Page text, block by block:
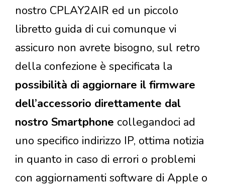
nostro CPLAY2AIR ed un piccolo
libretto guida di cui comunque vi
assicuro non avrete bisogno, sul retro
della confezione è specificata la
possibilità di aggiornare il firmware
dell’accessorio direttamente dal
nostro Smartphone collegandoci ad
uno specifico indirizzo IP, ottima notizia
in quanto in caso di errori o problemi
con aggiornamenti software di Apple o